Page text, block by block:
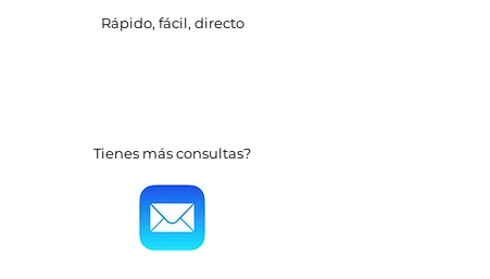
Rápido, fácil, directo
Tienes más consultas?